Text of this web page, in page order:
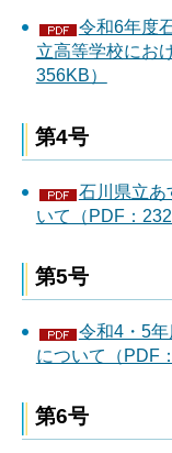
令和6年度
立高等学校にお
356KB）
第4号
石川県立あ
いて（PDF：
第5号
令和4・5
について（PDF
第6号